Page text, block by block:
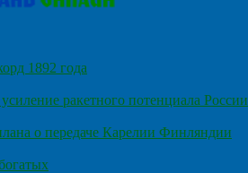
1892 года
ракетного потенциала России
о передаче Карелии Финляндии